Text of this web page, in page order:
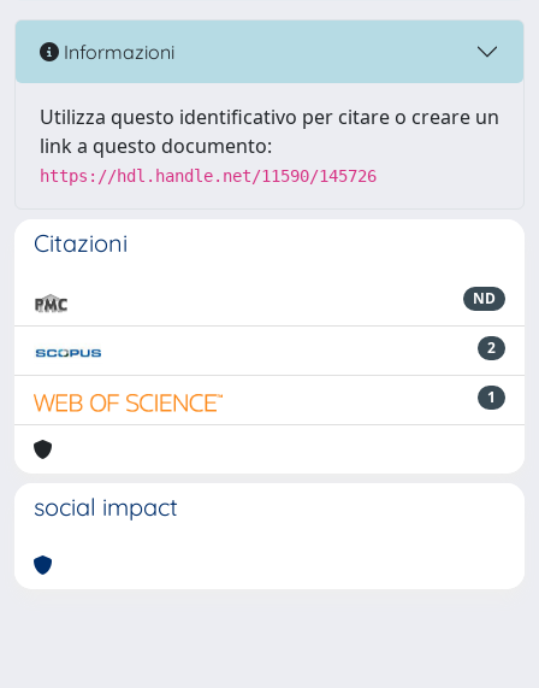
Informazioni
Utilizza questo identificativo per citare o creare un
link a questo documento:
https://hdl.handle.net/11590/145726
Citazioni
ND
2
1
social impact